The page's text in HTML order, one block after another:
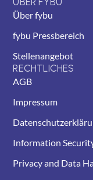
Über fybu
fybu Pressbereich
Stellenangebot
RECHTLICHES
AGB
Impressum
Information
Privacy and Data